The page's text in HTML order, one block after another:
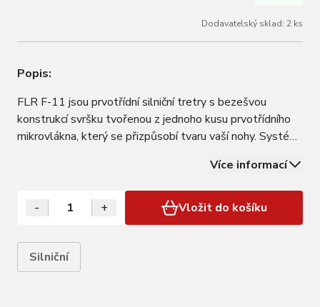
Dodavatelský sklad: 2 ks
Popis:
FLR F-11 jsou prvotřídní silniční tretry s bezešvou
konstrukcí svršku tvořenou z jednoho kusu prvotřídního
mikrovlákna, který se přizpůsobí tvaru vaší nohy. Systém
suchý zip. Zapínání je tak jednoduché a bezpečné.
Kombinace otvorů z nylonové…
Více informací
- + Vložit do košíku
Silniční